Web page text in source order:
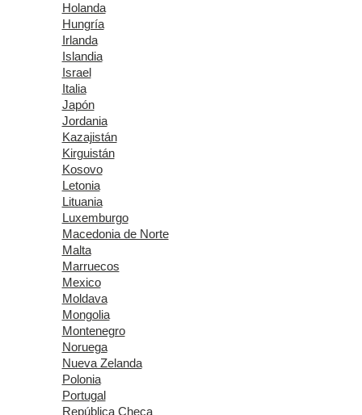
Holanda
Hungría
Irlanda
Islandia
Israel
Italia
Japón
Jordania
Kazajistán
Kirguistán
Kosovo
Letonia
Lituania
Luxemburgo
Macedonia de Norte
Malta
Marruecos
Mexico
Moldava
Mongolia
Montenegro
Noruega
Nueva Zelanda
Polonia
Portugal
República Checa